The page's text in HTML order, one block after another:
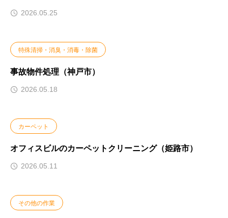
2026.05.25
特殊清掃・消臭・消毒・除菌
事故物件処理（神戸市）
2026.05.18
カーペット
オフィスビルのカーペットクリーニング（姫路市）
2026.05.11
その他の作業